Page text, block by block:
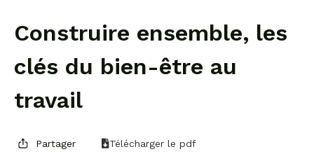
Construire ensemble, les
clés du bien-être au
travail
Partager Télécharger le pdf